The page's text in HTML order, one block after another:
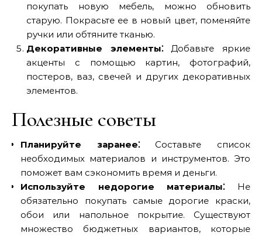
покупать новую мебель, можно обновить
старую. Покрасьте ее в новый цвет, поменяйте
ручки или обтяните тканью.
Декоративные элементы⁚Добавьте яркие
акценты с помощью картин, фотографий,
постеров, ваз, свечей и других декоративных
элементов.
Полезные советы
Планируйте заранее⁚Составьте список
необходимых материалов и инструментов. Это
поможет вам сэкономить время и деньги.
Используйте недорогие материалы⁚Не
обязательно покупать самые дорогие краски,
обои или напольное покрытие. Существуют
множество бюджетных вариантов, которые